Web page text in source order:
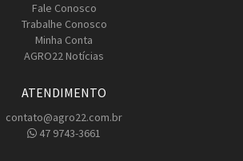
Fale Conosco
Trabalhe Conosco
Minha Conta
AGRO22 Notícias
ATENDIMENTO
contato@agro22.com.br
47 9743-3661